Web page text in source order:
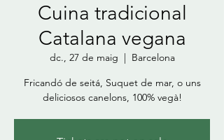
Cuina tradicional
Catalana vegana
dc., 27 de maig
  |
Barcelona
Fricandó de seitá, Suquet de mar, o uns
deliciosos canelons, 100% vegà!